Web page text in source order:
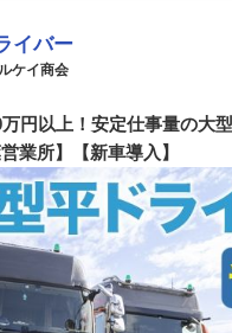
イバー
ケイ商会
円以上！安定仕事量の大
業所】【新車導入】